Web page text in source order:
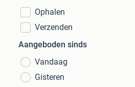
Ophalen
Verzenden
Aangeboden sinds
Vandaag
Gisteren